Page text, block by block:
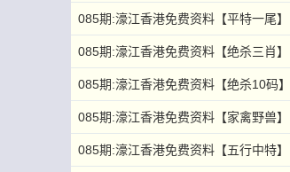
085期:濠江香港免费资料【平特一尾】
085期:濠江香港免费资料【绝杀三肖】
085期:濠江香港免费资料【绝杀10码】
085期:濠江香港免费资料【家禽野兽】
085期:濠江香港免费资料【五行中特】